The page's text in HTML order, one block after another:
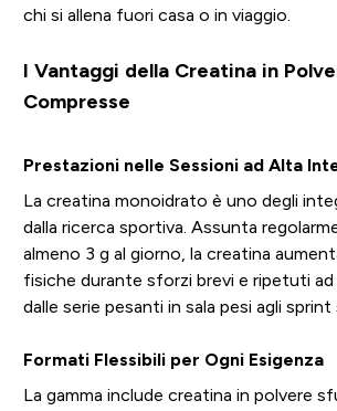
chi si allena fuori casa o in viaggio.
I Vantaggi della Creatina in
Compresse
Prestazioni nelle Sessioni ad Alta
La creatina monoidrato è uno degli
dalla ricerca sportiva. Assunta
almeno 3 g al giorno, la creatina
fisiche durante sforzi brevi e ripetuti
dalle serie pesanti in sala pesi agli sprint
Formati Flessibili per Ogni Esigenza
La gamma include creatina in polvere